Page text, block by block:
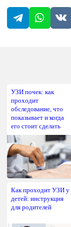
УЗИ почек: как
проходит
обследование, что
показывает и когда
его стоит сделать
Как проходит УЗИ у
детей: инструкция
для родителей